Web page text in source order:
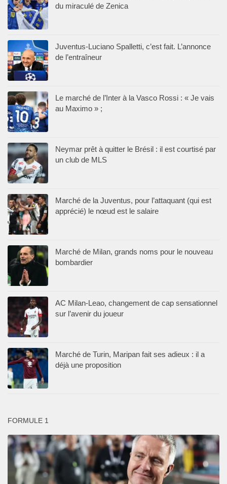
du miraculé de Zenica
Juventus-Luciano Spalletti, c’est fait. L’annonce
de l’entraîneur
Le marché de l’Inter à la Vasco Rossi : « Je vais
au Maximo » ;
Neymar prêt à quitter le Brésil : il est courtisé par
un club de MLS
Marché de la Juventus, pour l’attaquant (qui est
apprécié) le nœud est le salaire
Marché de Milan, grands noms pour le nouveau
bombardier
AC Milan-Leao, changement de cap sensationnel
sur l’avenir du joueur
Marché de Turin, Maripan fait ses adieux : il a
déjà une proposition
FORMULE 1